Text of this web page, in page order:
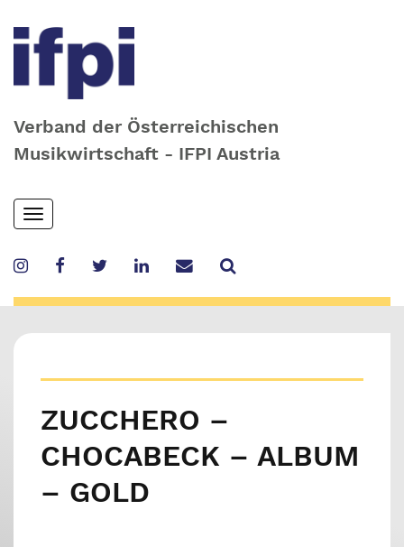
Verband der Österreichischen
Musikwirtschaft - IFPI Austria
Skip
to
content
Toggle
navigation
ZUCCHERO –
CHOCABECK – ALBUM
– GOLD